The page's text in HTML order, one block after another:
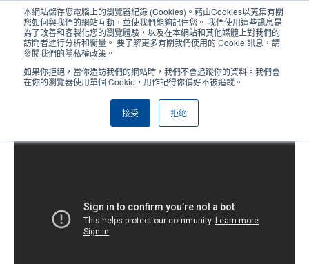
本網站儲存您電腦上的瀏覽器紀錄 (Cookies)。藉由Cookies以蒐集有關
您如何與我們的網站互動，並使我們能夠記住您。 我們使用這些訊息是
為了改善和客製化您的瀏覽體驗，以及在本網站和其他媒體上對我們的
訪問者進行分析和衡量。 要了解更多有關我們使用的 Cookie 訊息，請
參閱我們的隱私權政策。
如果你拒絕，當你造訪我們的網站時，我們不會追蹤你的資料。我們會
在你的瀏覽器使用單個 Cookie，用作記得你偏好不被追蹤。
接受 拒絕
User
menu
User
Header
TC系列：安裝紙卷